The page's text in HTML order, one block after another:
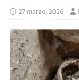
27 marzo, 2026